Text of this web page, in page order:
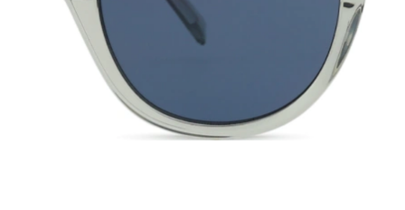
42 mm
Înălțime lentilă Lățimea lentilei
Lățimea